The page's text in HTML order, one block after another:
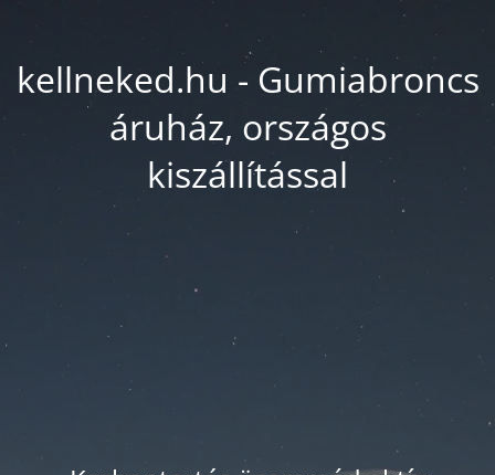
kellneked.hu - Gumiabroncs
áruház, országos
kiszállítással